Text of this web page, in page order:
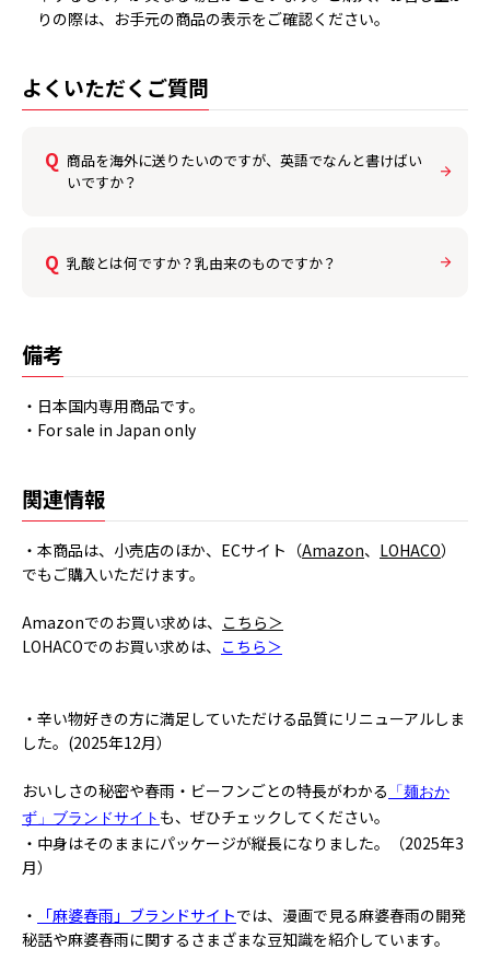
りの際は、お手元の商品の表示をご確認ください。
よくいただくご質問
商品を海外に送りたいのですが、英語でなんと書けばい
いですか？
乳酸とは何ですか？乳由来のものですか？
備考
・日本国内専用商品です。
・For sale in Japan only
関連情報
・本商品は、小売店のほか、ECサイト（Amazon、 LOHACO）
でもご購入いただけます。
Amazonでのお買い求めは、 こちら＞
LOHACOでのお買い求めは、 こちら＞
・辛い物好きの方に満足していただける品質にリニューアルしま
した。(2025年12月）
おいしさの秘密や春雨・ビーフンごとの特長がわかる
「麺おか
ず」ブランドサイト も、ぜひチェックしてください。
・中身はそのままにパッケージが縦長になりました。（2025年3
月）
・ 「麻婆春雨」ブランドサイトでは、漫画で見る麻婆春雨の開発
秘話や麻婆春雨に関するさまざまな豆知識を紹介しています。